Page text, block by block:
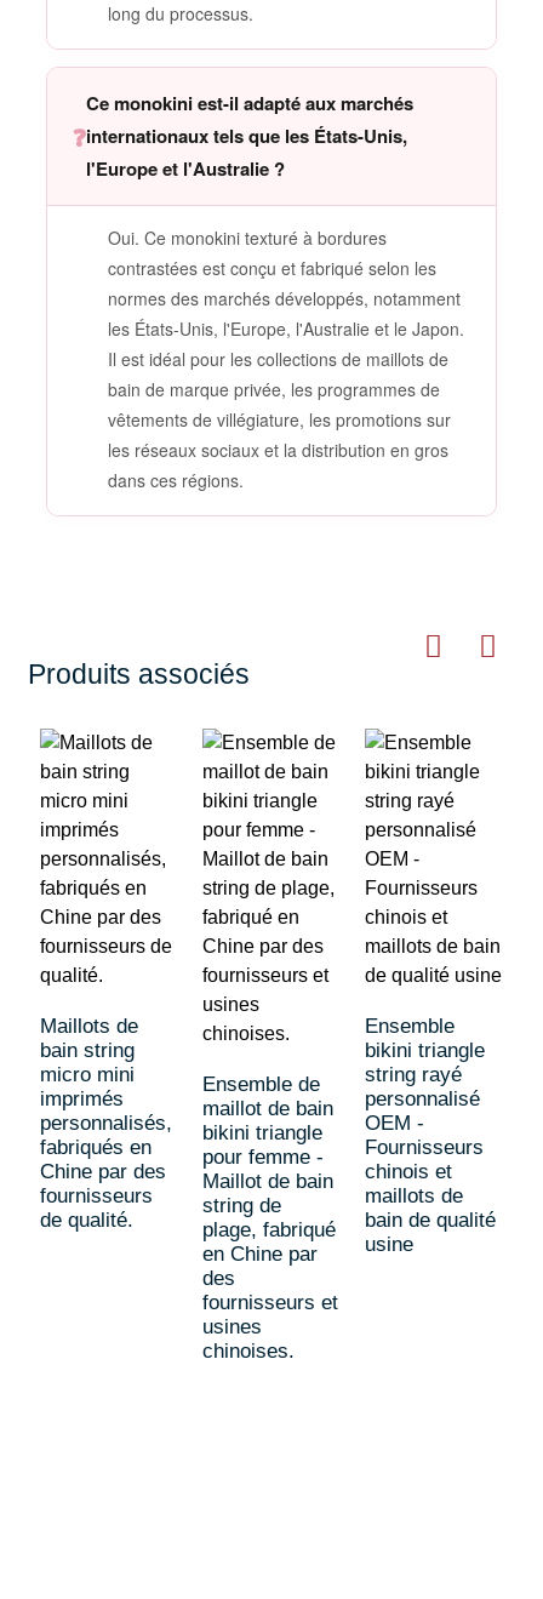
long du processus.
❓
Ce monokini est-il adapté aux marchés
internationaux tels que les États-Unis,
l'Europe et l'Australie ?
Oui. Ce monokini texturé à bordures
contrastées est conçu et fabriqué selon les
normes des marchés développés, notamment
les États-Unis, l'Europe, l'Australie et le Japon.
Il est idéal pour les collections de maillots de
bain de marque privée, les programmes de
vêtements de villégiature, les promotions sur
les réseaux sociaux et la distribution en gros
dans ces régions.
Produits associés
Maillots de
bain string
micro mini
imprimés
personnalisés,
fabriqués en
Chine par des
fournisseurs
de qualité.
Ensemble de
maillot de bain
bikini triangle
pour femme -
Maillot de bain
string de
plage, fabriqué
en Chine par
des
fournisseurs et
usines
chinoises.
Ensemble
bikini triangle
string rayé
personnalisé
OEM -
Fournisseurs
chinois et
maillots de
bain de qualité
usine